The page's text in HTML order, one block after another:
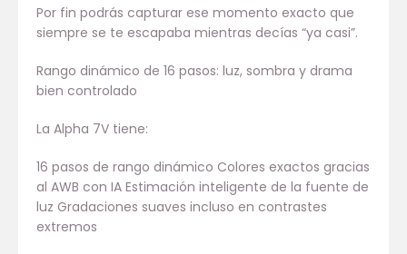
Por fin podrás capturar ese momento exacto que
siempre se te escapaba mientras decías “ya casi”.
Rango dinámico de 16 pasos: luz, sombra y drama
bien controlado
La Alpha 7V tiene:
16 pasos de rango dinámico Colores exactos gracias
al AWB con IA Estimación inteligente de la fuente de
luz Gradaciones suaves incluso en contrastes
extremos